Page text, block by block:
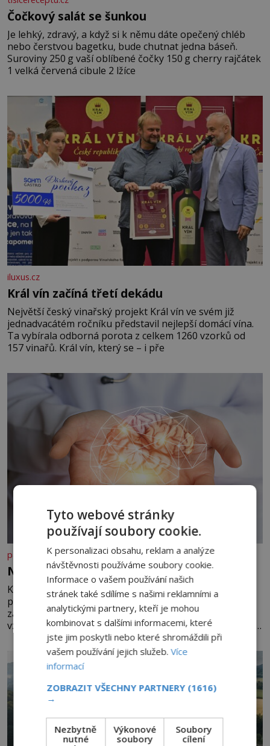
Čočkový salát se šunkou
Je lehký, zdravý, a když si k němu dáte opečený chléb
nebo čerstvou bagetku, bude chutnat jedna báseň.
Suroviny 250 g vaší oblíbené čočky 150 g cherry rajčátek
1 velká červená cibule 2 lžíce
iluxus.cz
Král vín začíná třetí dekádu
Největší český vinařský projekt Král vín ve svém již
jednadvacátém ročníku představil nejlepší domácí vína.
Ta vybírala odborná porota z celkem 1260 vzorků od
157 vinařů. Král vín, který se – i pře
panidomu.cz
Nedovolte mozku stárnout
Každý, komu je přes 25 let, by měl pravidelně
procvičovat mozkové závity. V tomto období se totiž
začíná zhoršovat paměť. Možná máte problém
vzpomenout si na jméno kolegy z práce. Nebo marně v
paměti lovíte název knížky, kterou jste nedávno přečetli.
Je to opravdu tak, s věkem jako kdyby se paměť
rozhodla stávkovat. Cvičte
Tyto webové stránky
používají soubory cookie.
K personalizaci obsahu, reklam a analýze
návštěvnosti používáme soubory cookie.
Informace o vašem používání našich
stránek také sdílíme s našimi reklamními a
analytickými partnery, kteří je mohou
kombinovat s dalšími informacemi, které
jste jim poskytli nebo které shromáždili při
vašem používání jejich služeb.Více
informací
ZOBRAZIT VŠECHNY PARTNERY (1616)
→
Nezbytně
nutné
Výkonové
soubory
Soubory
cílení